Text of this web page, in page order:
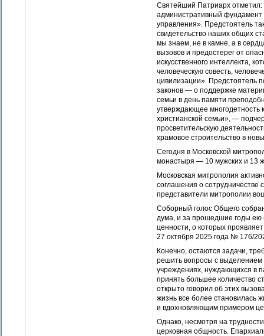
Святейший Патриарх отметил:
административный фундамент
управления». Предстоятель
свидетельство наших общих
мы знаем, не в камне, а в
вызовов и предостерег от
искусственного интеллекта,
человеческую совесть,
цивилизации». Предстоятель
законов — о поддержке
семьи в день памяти
утверждающее многодетность
христианской семьи», —
просветительскую
храмовое строительство в
Сегодня в Московской
монастыря — 10 мужских и 13
Московская митрополия
соглашения о
представители митрополии
Соборный голос Общего
дума, и за прошедшие годы
ценности, о которых
27 октября 2025 года № 176/
Конечно, остаются задачи,
решить вопросы с выделением
учреждениях, нуждающихся в
принять большее количество
открыто говорил об этих
жизнь все более становилась
и вдохновляющим примером
Однако, несмотря на
церковная общность.